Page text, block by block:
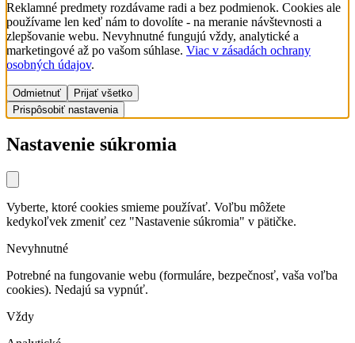
Reklamné predmety rozdávame radi a bez podmienok. Cookies ale
používame len keď nám to dovolíte - na meranie návštevnosti a
zlepšovanie webu. Nevyhnutné fungujú vždy, analytické a
marketingové až po vašom súhlase. Viac v zásadách ochrany
osobných údajov.
Odmietnuť
Prijať všetko
Prispôsobiť nastavenia
Nastavenie súkromia
Vyberte, ktoré cookies smieme používať. Voľbu môžete
kedykoľvek zmeniť cez "Nastavenie súkromia" v pätičke.
Nevyhnutné
Potrebné na fungovanie webu (formuláre, bezpečnosť, vaša voľba
cookies). Nedajú sa vypnúť.
Vždy